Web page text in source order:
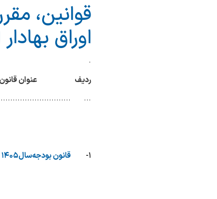
قوانین،
اوراق
.
ردیف
عنوان قانون
...
۱- قانون بودجه‌سال۱۴۰۵ کل‌کشور